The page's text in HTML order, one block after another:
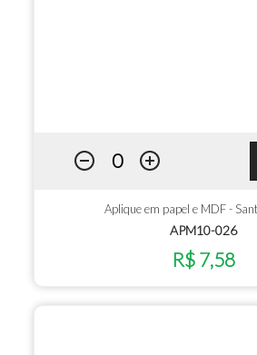
Aplique em papel e MDF -
APM10-026
R$ 7,58